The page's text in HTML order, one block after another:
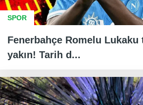
SPOR
Fenerbahçe Romelu
yakın! Tarih d...